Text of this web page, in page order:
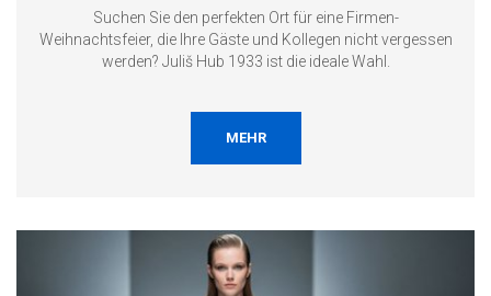
Suchen Sie den perfekten Ort für eine Firmen-
Weihnachtsfeier, die Ihre Gäste und Kollegen nicht vergessen
werden? Juliš Hub 1933 ist die ideale Wahl.
MEHR